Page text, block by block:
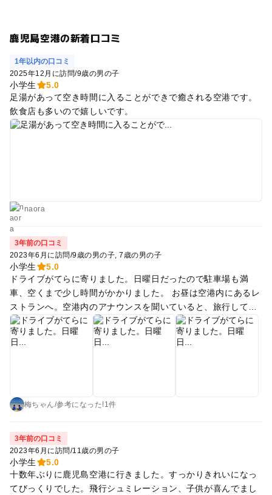
鹿児島空港の新着口コミ
1年以内の口コミ
2025年12月に訪問/9歳の男の子
小学生
5.0
足湯があって空き時間に入ることができで癒される空港です。
飲食店も多いので嬉しいです。
naora
3年前の口コミ
2023年6月に訪問/9歳の男の子 7歳の男の子
小学生
5.0
ドライブがてらに寄りました。日曜日だったので駐車場も満
車、空くまで少し時間がかかりました。 お昼は空港内にあるレ
ストランへ。空港内のアナウンスを聞いていると、旅行してい
る気分になります（笑） 飛行機のエンジンや翼の一部を展示し
ていたり、有料ですがフライトシュミレーターもできます。 空
港入口には足湯があるので、タオル持参で行きました。タオル
梅ちゃん/参考に なった!1件
3年前の口コミ
2023年6月に訪問/11歳の男の子
小学生
5.0
十数年ぶりに鹿児島空港に行きました。すっかりきれいになっ
てびっくりでした。飛行シュミレーション、子供が喜んでまし